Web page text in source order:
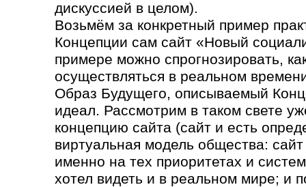
дискуссией в целом).
Возьмём за конкретный пример
Концепции сам сайт «Новый
примере можно спрогнозировать,
осуществляться в реальном
Образ Будущего, описываемый
идеал. Рассмотрим в таком свете
концепцию сайта (сайт и есть
виртуальная модель общества:
именно на тех приоритетах и
хотел видеть и в реальном мире; и